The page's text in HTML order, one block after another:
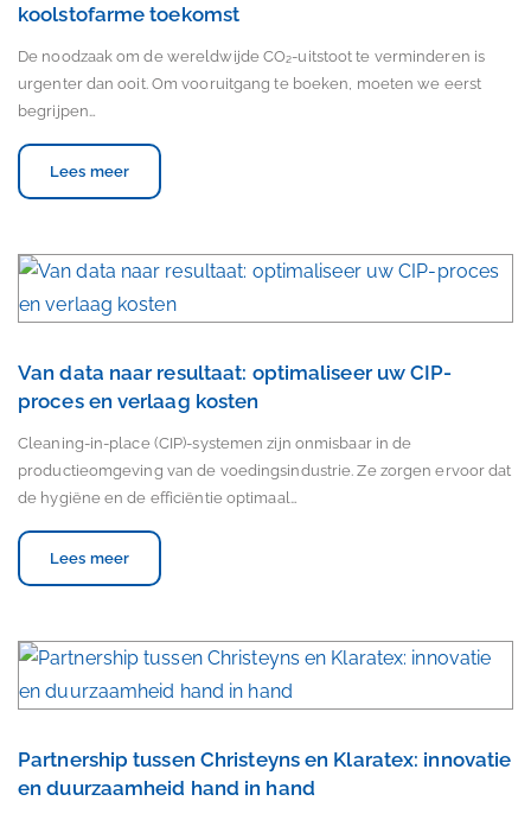
koolstofarme toekomst
De noodzaak om de wereldwijde CO₂-uitstoot te verminderen is
urgenter dan ooit. Om vooruitgang te boeken, moeten we eerst
begrijpen…
Lees meer
Van data naar resultaat: optimaliseer uw CIP-
proces en verlaag kosten
Cleaning-in-place (CIP)-systemen zijn onmisbaar in de
productieomgeving van de voedingsindustrie. Ze zorgen ervoor dat
de hygiëne en de efficiëntie optimaal…
Lees meer
Partnership tussen Christeyns en Klaratex: innovatie
en duurzaamheid hand in hand